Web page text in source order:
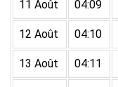
11 Août 04:09
12 Août 04:10
13 Août 04:11